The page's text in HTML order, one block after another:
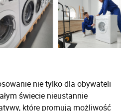
nie tylko dla obywateli
świecie nieustannie
które promują możliwość